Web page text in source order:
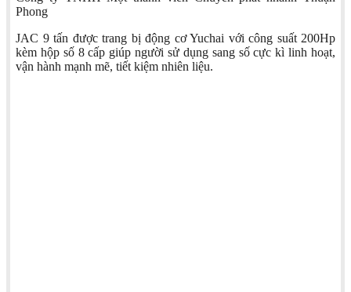
Phong
JAC 9 tấn được trang bị động cơ Yuchai với công suất 200Hp
kèm hộp số 8 cấp giúp người sử dụng sang số cực kì linh hoạt,
vận hành mạnh mẽ, tiết kiệm nhiên liệu.